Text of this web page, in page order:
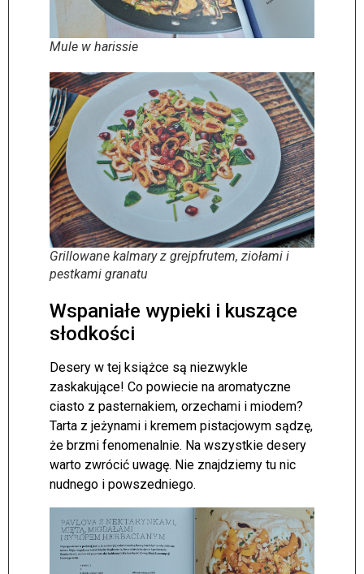
Mule w harissie
Grillowane kalmary z grejpfrutem, ziołami i
pestkami granatu
Wspaniałe wypieki i kuszące
słodkości
Desery w tej książce są niezwykle
zaskakujące! Co powiecie na aromatyczne
ciasto z pasternakiem, orzechami i miodem?
Tarta z jeżynami i kremem pistacjowym sądzę,
że brzmi fenomenalnie. Na wszystkie desery
warto zwrócić uwagę. Nie znajdziemy tu nic
nudnego i powszedniego.